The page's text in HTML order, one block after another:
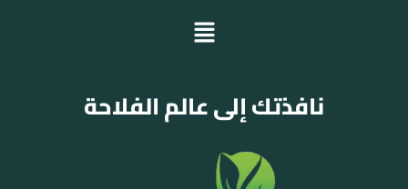
نافذتك إلى عالم الفلاحة